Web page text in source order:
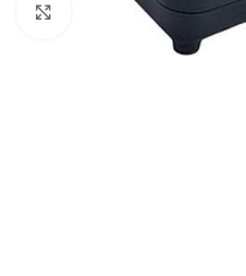
Povećaj sliku